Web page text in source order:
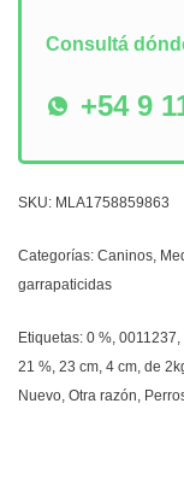
Consultá
+54 9
SKU: MLA1758859863
Categorías: Caninos,
garrapaticidas
Etiquetas: 0 %, 0011237,
21 %, 23 cm, 4 cm, de
Nuevo, Otra razón,